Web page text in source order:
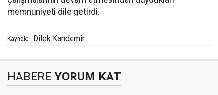
memnuniyeti dile getirdi.
Kaynak: Dilek Kandemir
HABERE YORUM KAT